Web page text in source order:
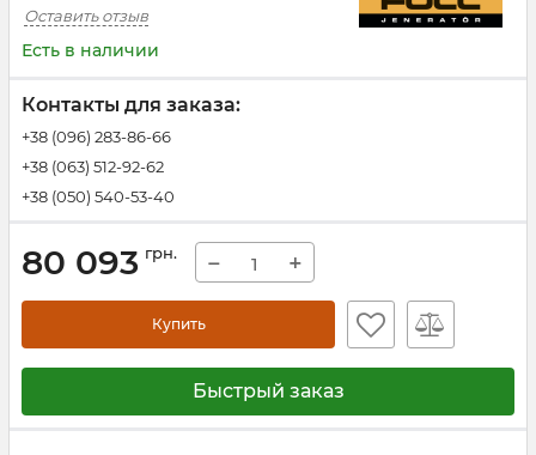
Оставить отзыв
Есть в наличии
Контакты для заказа:
+38 (096) 283-86-66
+38 (063) 512-92-62
+38 (050) 540-53-40
80 093 грн. − +
Купить
Быстрый заказ